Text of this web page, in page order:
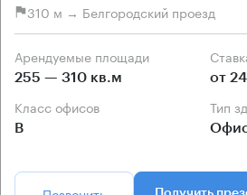
310 м → Белгородский проезд
Арендуемые площади
255 — 310 кв.м от
Класс офисов
B
Тип